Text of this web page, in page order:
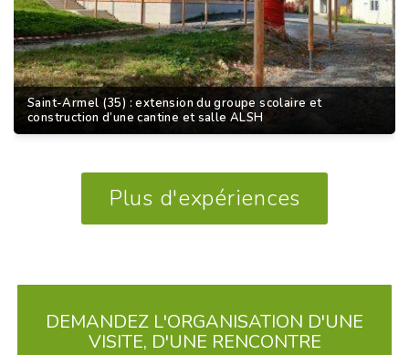
Saint-Armel (35) : extension du groupe scolaire et
construction d’une cantine et salle ALSH
Plus d'expériences
DEMANDEZ L'ORGANISATION D'UNE
VISITE, D'UNE RENCONTRE